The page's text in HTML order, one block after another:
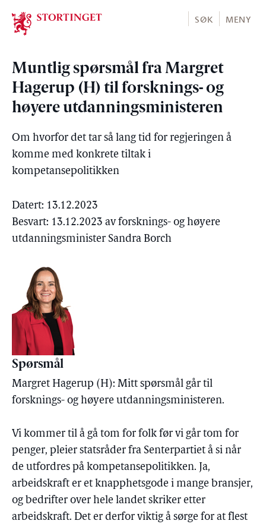
Stortinget.no
SØK MENY
Muntlig spørsmål fra Margret
Hagerup (H) til forsknings- og
høyere utdanningsministeren
Om hvorfor det tar så lang tid for regjeringen å
komme med konkrete tiltak i
kompetansepolitikken
Datert: 13.12.2023
Besvart: 13.12.2023 av forsknings- og høyere
utdanningsminister Sandra Borch
Spørsmål
Margret Hagerup (H): Mitt spørsmål går til
forsknings- og høyere utdanningsministeren.
Vi kommer til å gå tom for folk før vi går tom for
penger, pleier statsråder fra Senterpartiet å si når
de utfordres på kompetansepolitikken. Ja,
arbeidskraft er et knapphetsgode i mange bransjer,
og bedrifter over hele landet skriker etter
arbeidskraft. Det er derfor viktig å sørge for at flest